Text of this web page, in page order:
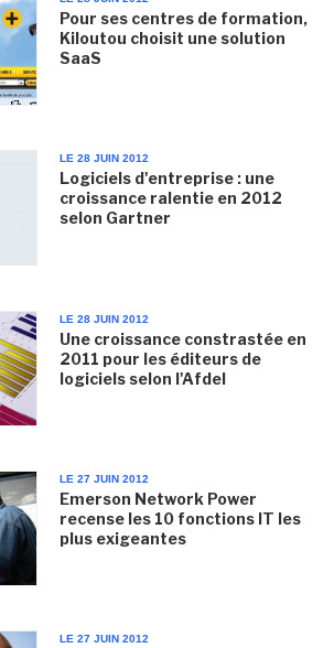
Pour ses centres de formation,
Kiloutou choisit une solution
SaaS
LE 28 JUIN 2012
Logiciels d'entreprise : une
croissance ralentie en 2012
selon Gartner
LE 28 JUIN 2012
Une croissance constrastée en
2011 pour les éditeurs de
logiciels selon l'Afdel
LE 27 JUIN 2012
Emerson Network Power
recense les 10 fonctions IT les
plus exigeantes
LE 27 JUIN 2012